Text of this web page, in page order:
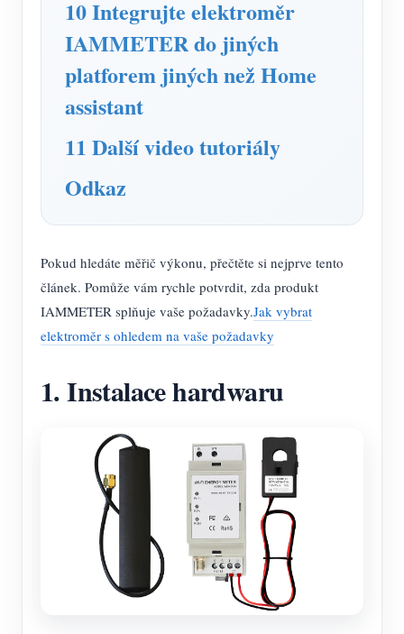
10 Integrujte elektroměr
IAMMETER do jiných
platforem jiných než Home
assistant
11 Další video tutoriály
Odkaz
Pokud hledáte měřič výkonu, přečtěte si nejprve tento
článek. Pomůže vám rychle potvrdit, zda produkt
IAMMETER splňuje vaše požadavky.Jak vybrat
elektroměr s ohledem na vaše požadavky
1. Instalace hardwaru